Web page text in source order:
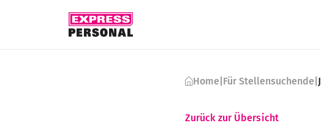
Home|Für Stellensuchende|
Zurück zur Übersicht